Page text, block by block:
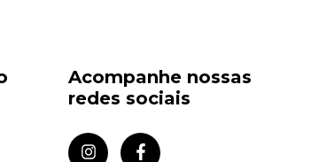
Acompanhe nossas
redes sociais